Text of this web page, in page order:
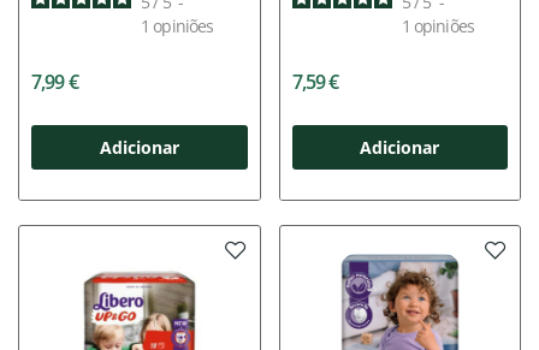
1 opiniões
7,99 €
Adicionar
1 opiniões
7,59 €
Adicionar